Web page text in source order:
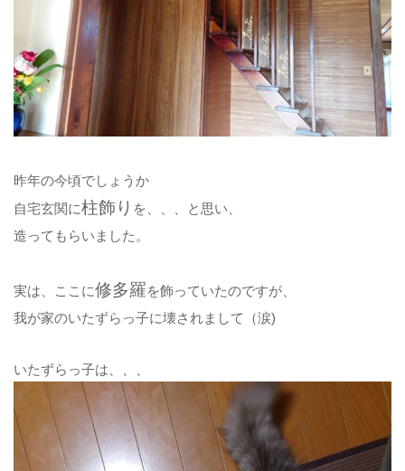
昨年の今頃でしょうか
自宅玄関に柱飾り を、、、と思い、
造ってもらいました。
実は、ここに修多羅を飾っていたのですが、
我が家のいたずらっ子に壊されまして（涙)
いたずらっ子は、、、